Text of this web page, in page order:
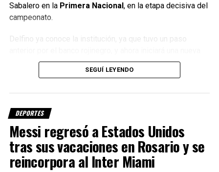
Sabalero en la Primera Nacional, en la etapa decisiva del
campeonato.
Delfino ya conoce la institución, ya que tuvo un paso
etapa con la intención de devolverle protagonismo al
Un nuevo desafío para Delfino en
Colón
La presentación oficial del entrenador se realizará en las
próximas horas y, una vez confirmado su regreso,
comenzará a trabajar con el plantel profesional.
SEGUÍ LEYENDO
DEPORTES
Messi regresó a Estados Unidos
tras sus vacaciones en Rosario y se
reincorpora al Inter Miami